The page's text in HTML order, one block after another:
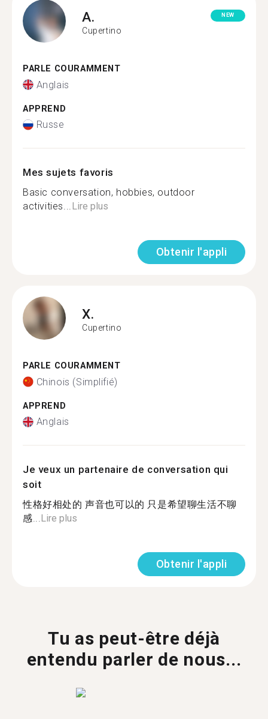
A.
Cupertino
NEW
PARLE COURAMMENT
Anglais
APPREND
Russe
Mes sujets favoris
Basic conversation, hobbies, outdoor
activities...Lire plus
Obtenir l'appli
X.
Cupertino
PARLE COURAMMENT
Chinois (Simplifié)
APPREND
Anglais
Je veux un partenaire de conversation qui
soit
性格好相处的 声音也可以的 只是希望聊生活不聊
感...Lire plus
Obtenir l'appli
Tu as peut-être déjà
entendu parler de nous...